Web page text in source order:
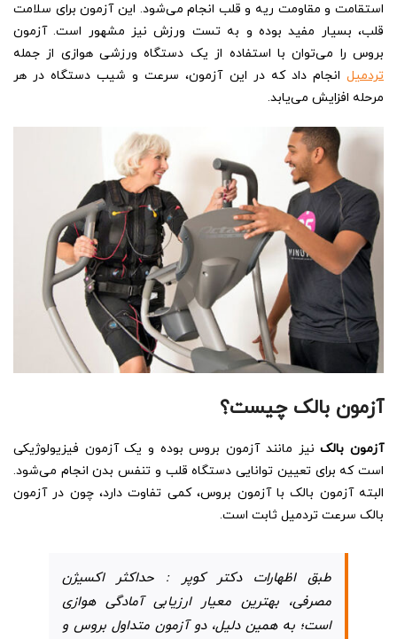
استقامت و مقاومت ریه و قلب انجام می‌شود. این آزمون برای سلامت
قلب، بسیار مفید بوده و به تست ورزش نیز مشهور است. آزمون
بروس را می‌توان با استفاده از یک دستگاه ورزشی هوازی از جمله
تردمیل انجام داد که در این آزمون، سرعت و شیب دستگاه در هر
مرحله افزایش می‌یابد.
آزمون بالک چیست؟
آزمون بالکنیز مانند آزمون بروس بوده و یک آزمون فیزیولوژیکی
است که برای تعیین توانایی دستگاه قلب و تنفس بدن انجام می‌شود.
البته آزمون بالک با آزمون بروس، کمی تفاوت دارد، چون در آزمون
بالک سرعت تردمیل ثابت است.
طبق اظهارات دکتر کوپر : حداکثر اکسیژن
مصرفی، بهترین معیار ارزیابی آمادگی هوازی
است؛ به همین دلیل، دو آزمون متداول بروس و